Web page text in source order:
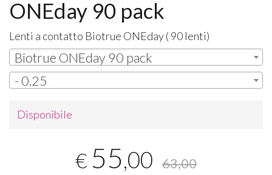
ONEday 90 pack
Lenti a contatto Biotrue ONEday ( 90 lenti)
Biotrue ONEday 90 pack
- 0.25
Disponibile
€ 55,00 63,00